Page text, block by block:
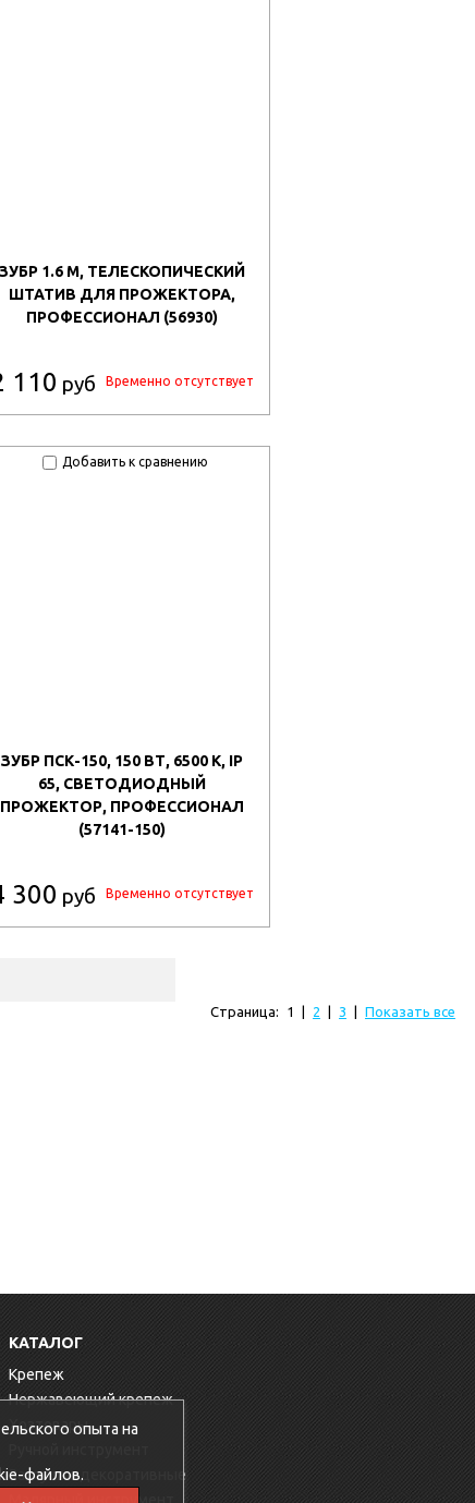
ЗУБР 1.6 М, ТЕЛЕСКОПИЧЕСКИЙ
ШТАТИВ ДЛЯ ПРОЖЕКТОРА,
ПРОФЕССИОНАЛ (56930)
110 руб Временно отсутствует
Добавить к сравнению
ЗУБР ПСК-150, 150 ВТ, 6500 К, IP
65, СВЕТОДИОДНЫЙ
ПРОЖЕКТОР, ПРОФЕССИОНАЛ
(57141-150)
300 руб Временно отсутствует
Страница: 1 2 3 Показать все
КАТАЛОГ
Крепеж
Нержавеющий крепеж
Хозтовары
Заглушки декоративные
опыта на
файлов.